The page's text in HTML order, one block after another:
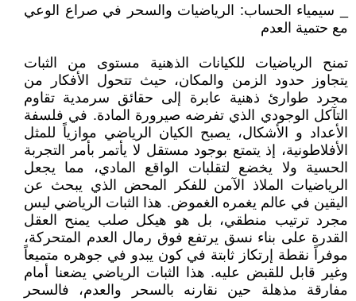
_ سيمياء الحساب: الرياضيات والسحر في صراع الوعي
مع حتمية العدم
تمنح الرياضيات للكيانات الذهنية مستوى من الثبات
يتجاوز حدود الزمن والمكان، حيث تتحول الأفكار من
مجرد طوارئ ذهنية عابرة إلى حقائق سرمدية تقاوم
التآكل الوجودي الذي تفرضه صيرورة المادة. في فلسفة
الأعداد و الأشكال، يصبح الكيان الرياضي موازياً للمثل
الأفلاطونية، إذ يتمتع بوجود مستقل لا يأتمر بأمر التجربة
الحسية ولا يخضع لتقلبات الواقع المادي، مما يجعل
الرياضيات الملاذ الآمن للفكر المحض الذي يبحث عن
اليقين في عالم يغمره الغموض. هذا الثبات الرياضي ليس
مجرد ترتيب منطقي، بل هو هيكل صلب يمنح العقل
القدرة على بناء نسق يرتفع فوق رمال العدم المتحركة،
موفراً نقطة إرتكاز ثابتة في كون يبدو في جوهره متميعاً
وغير قابل للقبض عليه. هذا الثبات الرياضي يضعنا أمام
مفارقة مذهلة حين نقارنه بالسحر والعدم، فالسحر